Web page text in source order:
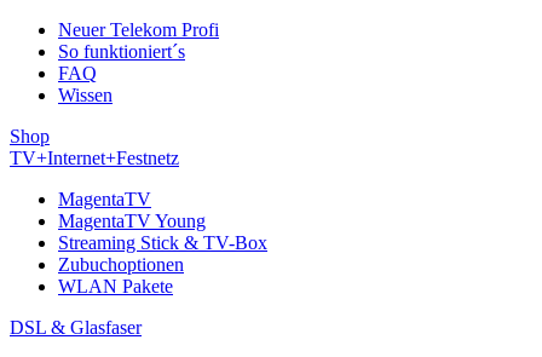
Neuer Telekom Profi
So funktioniert´s
FAQ
Wissen
Shop
TV+Internet+Festnetz
MagentaTV
MagentaTV Young
Streaming Stick & TV-Box
Zubuchoptionen
WLAN Pakete
DSL & Glasfaser